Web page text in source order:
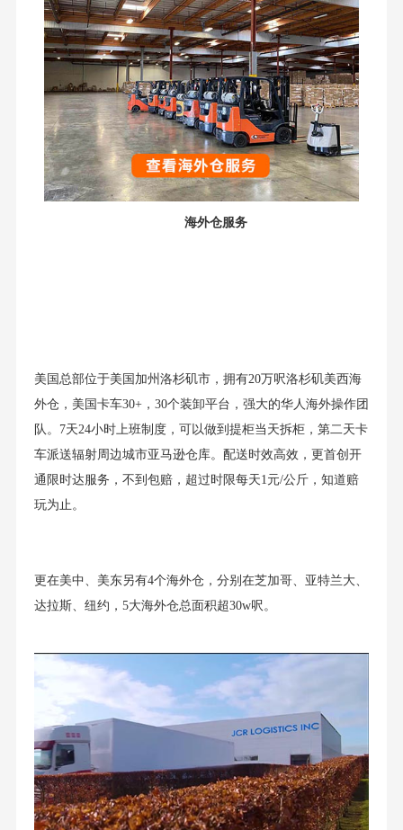
海外仓服务
美国总部位于美国加州洛杉矶市，拥有20万呎洛杉矶美西海
外仓，美国卡车30+，30个装卸平台，强大的华人海外操作团
队。7天24小时上班制度，可以做到提柜当天拆柜，第二天卡
车派送辐射周边城市亚马逊仓库。配送时效高效，更首创开
通限时达服务，不到包赔，超过时限每天1元/公斤，知道赔
玩为止。
更在美中、美东另有4个海外仓，分别在芝加哥、亚特兰大、
达拉斯、纽约，5大海外仓总面积超30w呎。